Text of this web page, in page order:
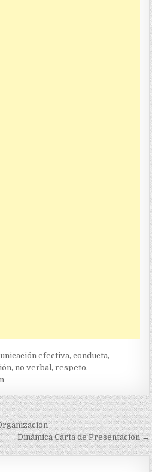
efectiva,conducta,
, no verbal,respeto,
Dinámica Carta de Presentación →